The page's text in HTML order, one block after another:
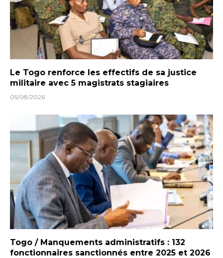
Le Togo renforce les effectifs de sa justice
militaire avec 5 magistrats stagiaires
05/08/2026
Togo / Manquements administratifs : 132
fonctionnaires sanctionnés entre 2025 et 2026